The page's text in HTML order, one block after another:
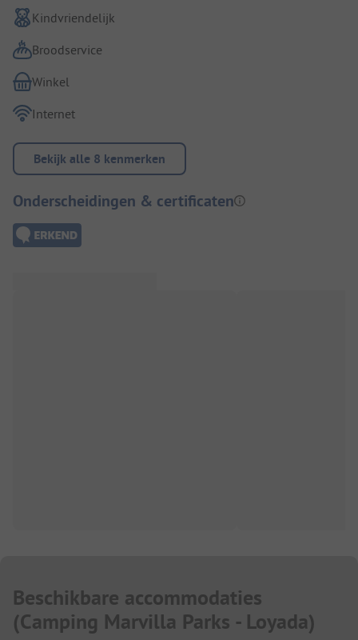
Kindvriendelijk
Broodservice
Winkel
Internet
Bekijk alle 8 kenmerken
Onderscheidingen & certificaten
Beschikbare accommodaties
(Camping Marvilla Parks - Loyada)